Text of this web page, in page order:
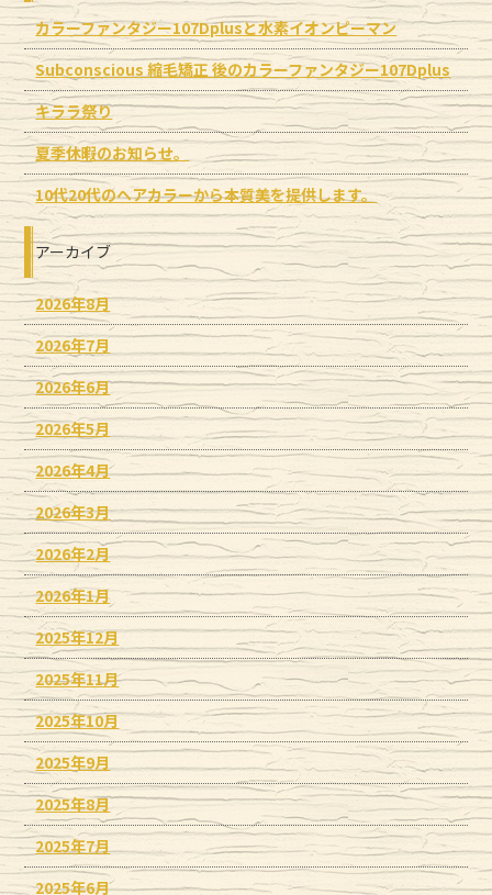
カラーファンタジー107Dplusと水素イオンピーマン
Subconscious 縮毛矯正 後のカラーファンタジー107Dplus
キララ祭り
夏季休暇のお知らせ。
10代20代のヘアカラーから本質美を提供します。
アーカイブ
2026年8月
2026年7月
2026年6月
2026年5月
2026年4月
2026年3月
2026年2月
2026年1月
2025年12月
2025年11月
2025年10月
2025年9月
2025年8月
2025年7月
2025年6月